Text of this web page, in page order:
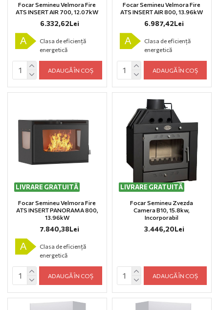
Focar Semineu Velmora Fire
ΑTS INSERT AIR 700, 12.07kW
6.332,62Lei
A
Clasa de eficiență
energetică
ADAUGĂ ÎN COȘ
Focar Semineu Velmora Fire
ΑTS INSERT AIR 800, 13.96kW
6.987,42Lei
A
Clasa de eficiență
energetică
ADAUGĂ ÎN COȘ
LIVRARE GRATUITĂ
Focar Semineu Velmora Fire
ΑTS INSERT PANORAMA 800,
13.96kW
7.840,38Lei
A
Clasa de eficiență
energetică
ADAUGĂ ÎN COȘ
LIVRARE GRATUITĂ
Focar Semineu Zvezda
Camera B10, 15.8kw,
Incorporabil
3.446,20Lei
ADAUGĂ ÎN COȘ